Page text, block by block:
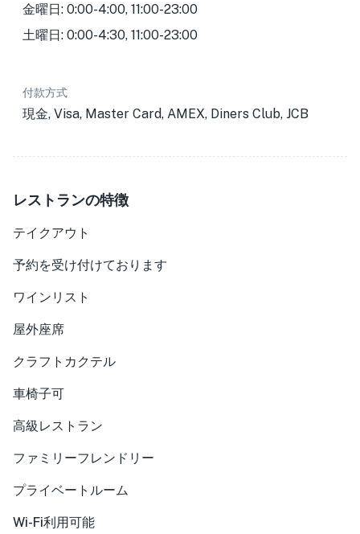
金曜日: 0:00-4:00, 11:00-23:00
土曜日: 0:00-4:30, 11:00-23:00
付款方式
現金, Visa, Master Card, AMEX, Diners Club, JCB
レストランの特徴
テイクアウト
予約を受け付けております
ワインリスト
屋外座席
クラフトカクテル
車椅子可
高級レストラン
ファミリーフレンドリー
プライベートルーム
Wi-Fi利用可能